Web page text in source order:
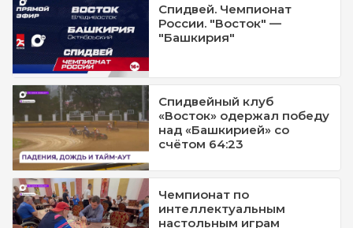
Спидвей. Чемпионат
России. "Восток" —
"Башкирия"
Спидвейный клуб
«Восток» одержал победу
над «Башкирией» со
счётом 64:23
Чемпионат по
интеллектуальным
настольным играм